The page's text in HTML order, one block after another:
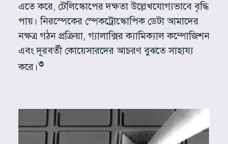
এতে করে, টেলিস্কোপের দক্ষতা উল্লেখযোগ্যভাবে বৃদ্ধি
পায়। নিরস্পেকের স্পেকট্রোস্কোপিক ডেটা আমাদের
নক্ষত্র গঠন প্রক্রিয়া, গ্যালাক্সির ক্যামিক্যাল কম্পোজিশন
এবং দূরবর্তী কোয়েসারদের আচরণ বুঝতে সাহায্য
করে।৩